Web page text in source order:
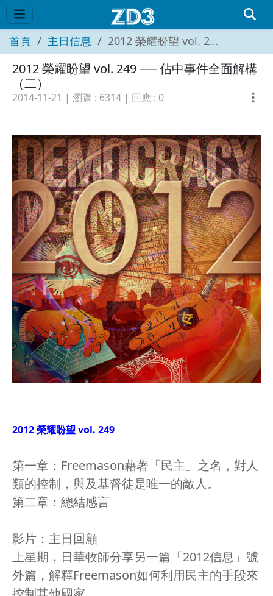
首頁 主日信息 2012 榮耀盼望 vol. 249 ── 佔中事件全面解構（二）
2012 榮耀盼望 vol. 249 ── 佔中事件全面解構
（二）
2014-11-21 | 瀏覽 : 6314 | 回應 : 0
2012 榮耀盼望 vol. 249
第一章：Freemason藉著「民主」之名，對人
類的控制，與及基督徒是唯一的敵人。
第二章：總結感言
影片：主日回顧
上星期，日華牧師分享另一篇「2012信息」號
外篇，解釋Freemason如何利用民主的手段來